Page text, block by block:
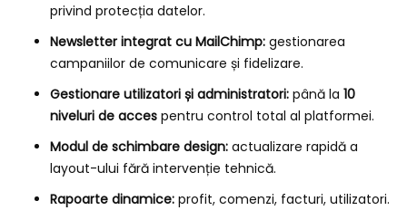
privind protecția datelor.
Newsletter integrat cu MailChimp: gestionarea
campaniilor de comunicare și fidelizare.
Gestionare utilizatori și administratori: până la 10
niveluri de acces pentru control total al platformei.
Modul de schimbare design: actualizare rapidă a
layout-ului fără intervenție tehnică.
Rapoarte dinamice: profit, comenzi, facturi, utilizatori.